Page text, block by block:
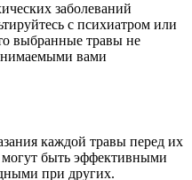
заболеваний
с психиатром или
выбранные травы не
вами
каждой травы перед их
быть эффективными
при других.